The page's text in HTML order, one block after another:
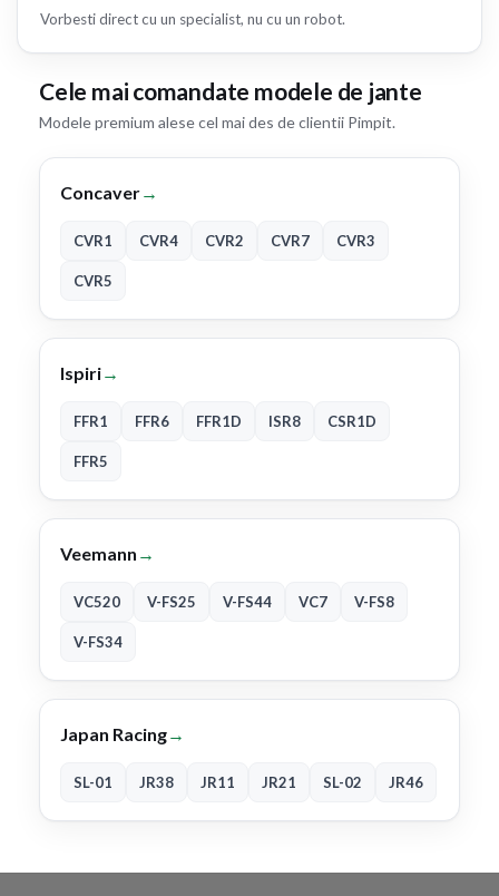
Vorbesti direct cu un specialist, nu cu un robot.
Cele mai comandate modele de jante
Modele premium alese cel mai des de clientii Pimpit.
Concaver→
CVR1 CVR4 CVR2 CVR7 CVR3
CVR5
Ispiri→
FFR1 FFR6 FFR1D ISR8 CSR1D
FFR5
Veemann →
VC520 V-FS25 V-FS44 VC7 V-FS8
V-FS34
Japan Racing→
SL-01 JR38 JR11 JR21 SL-02 JR46